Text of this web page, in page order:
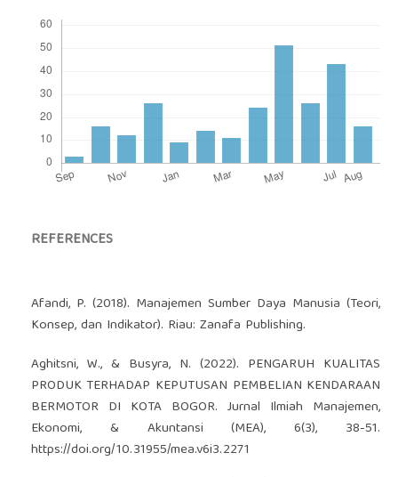
REFERENCES
Afandi, P. (2018). Manajemen Sumber Daya Manusia (Teori,
Konsep, dan Indikator). Riau: Zanafa Publishing.
Aghitsni, W., & Busyra, N. (2022). PENGARUH KUALITAS
PRODUK TERHADAP KEPUTUSAN PEMBELIAN KENDARAAN
BERMOTOR DI KOTA BOGOR. Jurnal Ilmiah Manajemen,
Ekonomi, & Akuntansi (MEA), 6(3), 38-51.
https://doi.org/10.31955/mea.v6i3.2271